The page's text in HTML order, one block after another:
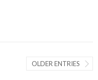
OLDER ENTRIES